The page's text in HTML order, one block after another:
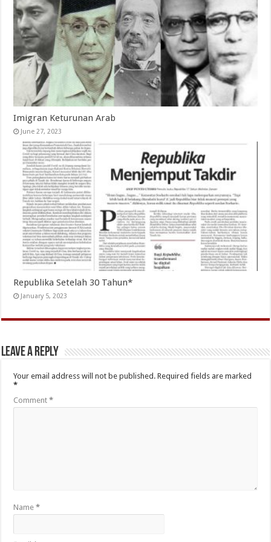
Imigran Keturunan Arab
June 27, 2023
Republika Setelah 30 Tahun*
January 5, 2023
Leave a Reply
Your email address will not be published. Required fields are marked
*
Comment*
Name*